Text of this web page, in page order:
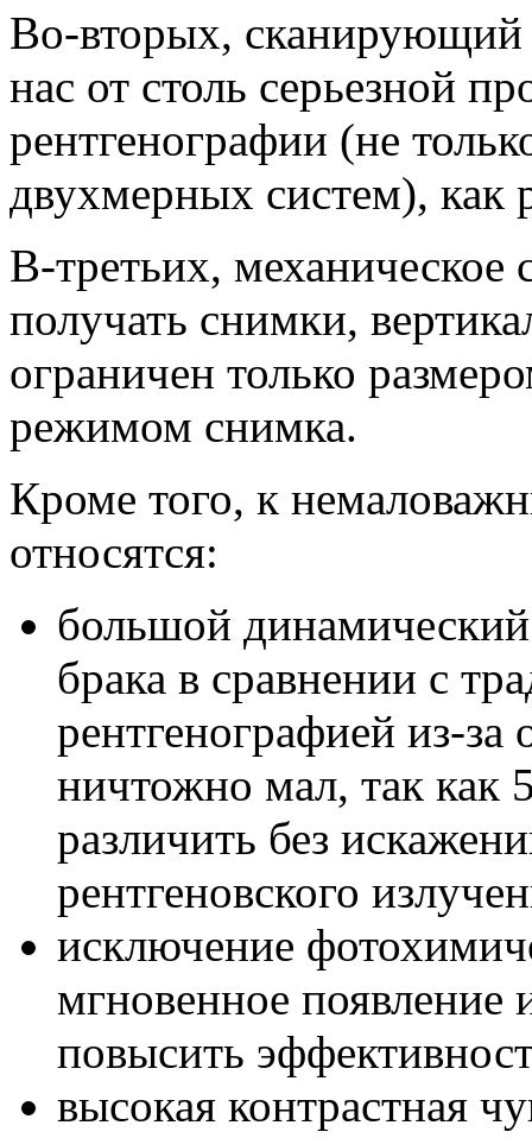
Во-вторых, сканирующий
нас от столь серьезной
рентгенографии (не
двухмерных систем), как
В-третьих, механическое
получать снимки,
ограничен только
режимом снимка.
Кроме того, к
относятся:
большой
брака в сравнении с
рентгенографией из-
ничтожно мал, так как
различить без
рентгеновского
исключение
мгновенное появление
повысить
высокая контрастная